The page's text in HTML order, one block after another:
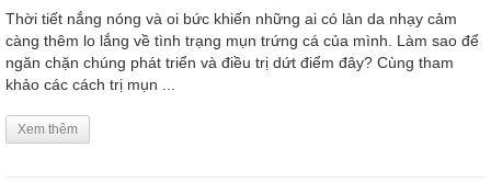
Thời tiết nắng nóng và oi bức khiến những ai có làn da nhạy cảm
càng thêm lo lắng về tình trạng mụn trứng cá của mình. Làm sao để
ngăn chặn chúng phát triển và điều trị dứt điểm đây? Cùng tham
khảo các cách trị mụn ...
Xem thêm